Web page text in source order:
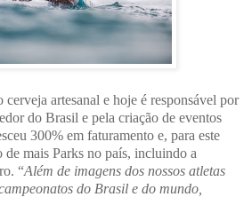
artesanal e hoje é responsável por
do Brasil e pela criação de eventos
300% em faturamento e, para este
de mais Parks no país, incluindo a
“Além de imagens dos nossos atletas
do Brasil e do mundo,